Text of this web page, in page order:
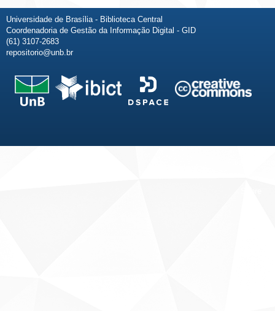
Universidade de Brasília - Biblioteca Central
Coordenadoria de Gestão da Informação Digital - GID
(61) 3107-2683
repositorio@unb.br